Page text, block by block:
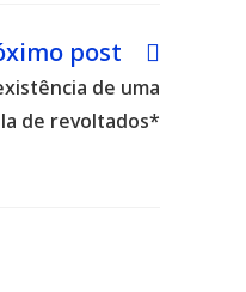
post
de uma
de revoltados*